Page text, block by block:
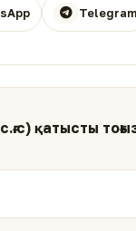
Telegram
қатысты